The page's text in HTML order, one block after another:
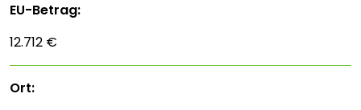
EU-Betrag:
12.712 €
Ort: